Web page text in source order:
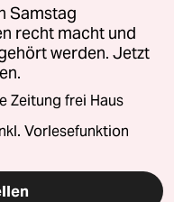
Samstag
recht macht und
werden. Jetzt
Zeitung frei Haus
Vorlesefunktion